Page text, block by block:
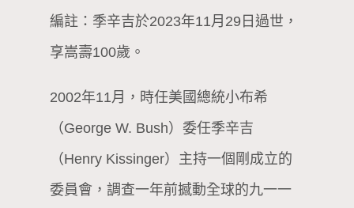
編註：季辛吉於2023年11月29日過世，
享嵩壽100歲。
2002年11月，時任美國總統小布希
（George W. Bush）委任季辛吉
（Henry Kissinger）主持一個剛成立的
委員會，調查一年前撼動全球的九一一